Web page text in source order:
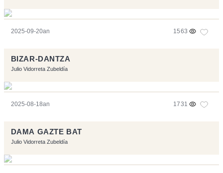
2025-09-20an 1563
BIZAR-DANTZA
Julio Vidorreta Zubeldía
2025-08-18an 1731
DAMA GAZTE BAT
Julio Vidorreta Zubeldía